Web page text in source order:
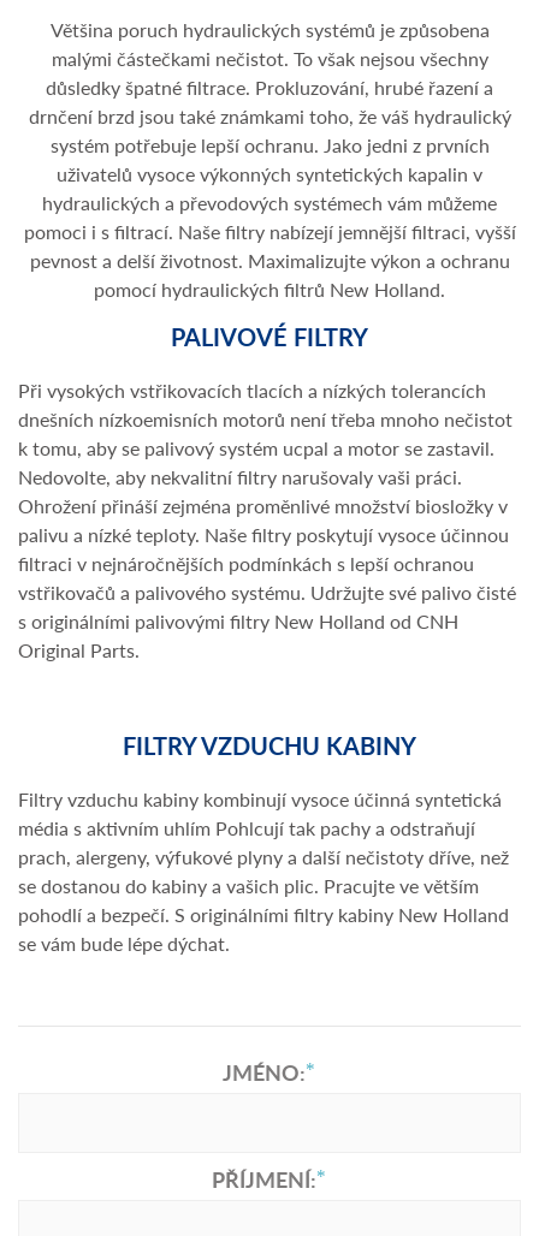
Většina poruch hydraulických systémů je způsobena
malými částečkami nečistot. To však nejsou všechny
důsledky špatné filtrace. Prokluzování, hrubé řazení a
drnčení brzd jsou také známkami toho, že váš hydraulický
systém potřebuje lepší ochranu. Jako jedni z prvních
uživatelů vysoce výkonných syntetických kapalin v
hydraulických a převodových systémech vám můžeme
pomoci i s filtrací. Naše filtry nabízejí jemnější filtraci, vyšší
pevnost a delší životnost. Maximalizujte výkon a ochranu
pomocí hydraulických filtrů New Holland.
PALIVOVÉ FILTRY
Při vysokých vstřikovacích tlacích a nízkých tolerancích
dnešních nízkoemisních motorů není třeba mnoho nečistot
k tomu, aby se palivový systém ucpal a motor se zastavil.
Nedovolte, aby nekvalitní filtry narušovaly vaši práci.
Ohrožení přináší zejména proměnlivé množství biosložky v
palivu a nízké teploty. Naše filtry poskytují vysoce účinnou
filtraci v nejnáročnějších podmínkách s lepší ochranou
vstřikovačů a palivového systému. Udržujte své palivo čisté
s originálními palivovými filtry New Holland od CNH
Original Parts.
FILTRY VZDUCHU KABINY
Filtry vzduchu kabiny kombinují vysoce účinná syntetická
média s aktivním uhlím Pohlcují tak pachy a odstraňují
prach, alergeny, výfukové plyny a další nečistoty dříve, než
se dostanou do kabiny a vašich plic. Pracujte ve větším
pohodlí a bezpečí. S originálními filtry kabiny New Holland
se vám bude lépe dýchat.
JMÉNO:
PŘÍJMENÍ: